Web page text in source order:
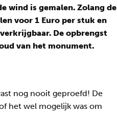
wind is gemalen. Zolang de
voor 1 Euro per stuk en
De opbrengst
van het monument.
nog nooit geproefd! De
het wel mogelijk was om